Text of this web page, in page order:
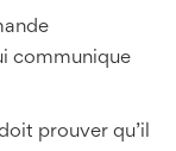
communique
prouver qu’il